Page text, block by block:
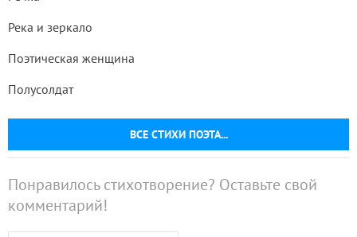
ВСЕ СТИХИ ПОЭТА...
Река и зеркало
Поэтическая женщина
Полусолдат
Понравилось стихотворение? Оставьте свой
комментарий!